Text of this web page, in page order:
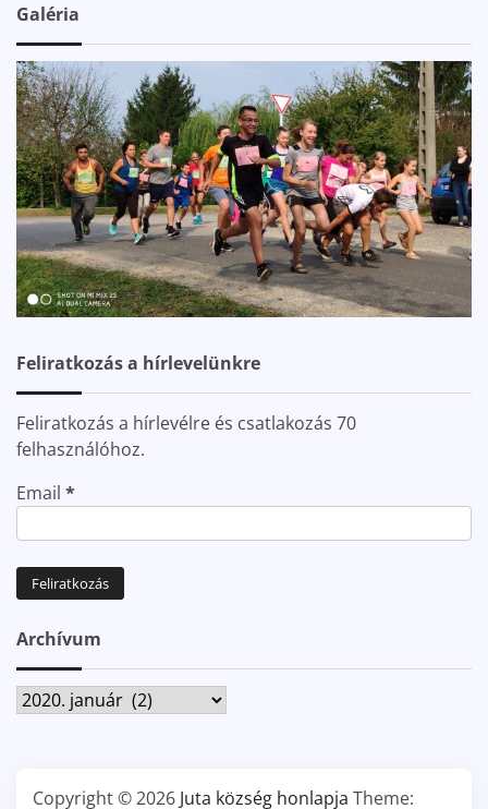
Galéria
Feliratkozás a hírlevelünkre
Feliratkozás a hírlevélre és csatlakozás 70
felhasználóhoz.
Email *
Archívum
Archívum
Copyright © 2026 Juta község honlapja Theme: